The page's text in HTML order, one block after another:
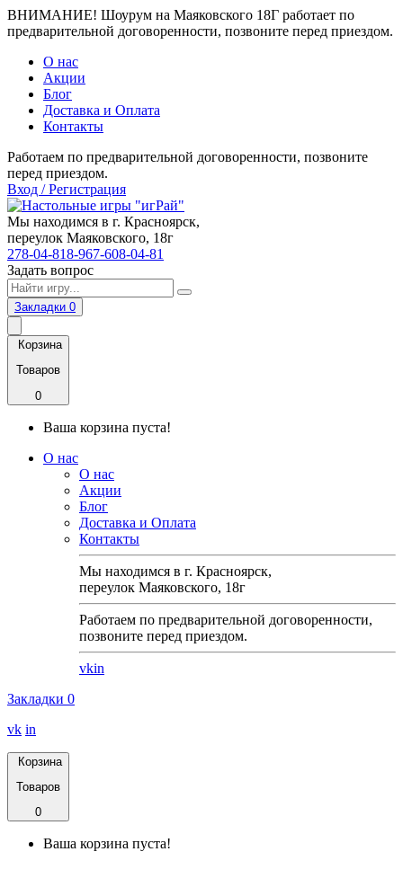
ВНИМАНИЕ! Шоурум на Маяковского 18Г работает по
предварительной договоренности, позвоните перед приездом.
О нас
Акции
Блог
Доставка и Оплата
Контакты
Работаем по предварительной договоренности, позвоните
перед приездом.
Вход / Регистрация
Мы находимся в г. Красноярск,
переулок Маяковского, 18г
278-04-818-967-608-04-81
Задать вопрос
Закладки 0
Корзина
Товаров
0
Ваша корзина пуста!
О нас
О нас
Акции
Блог
Доставка и Оплата
Контакты
Мы находимся в г. Красноярск,
переулок Маяковского, 18г
Работаем по предварительной договоренности,
позвоните перед приездом.
vkin
Закладки 0
vk in
Корзина
Товаров
0
Ваша корзина пуста!